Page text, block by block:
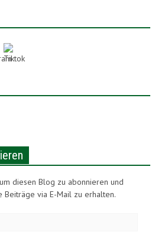
diesen Blog zu abonnieren und
Beiträge via E-Mail zu erhalten.